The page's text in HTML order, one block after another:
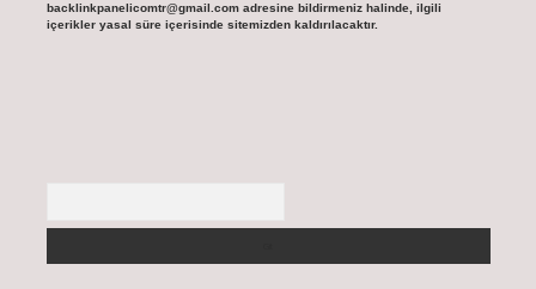
backlinkpanelicomtr@gmail.comadresine bildirmeniz halinde, ilgili
içerikler yasal süre içerisinde sitemizden kaldırılacaktır.